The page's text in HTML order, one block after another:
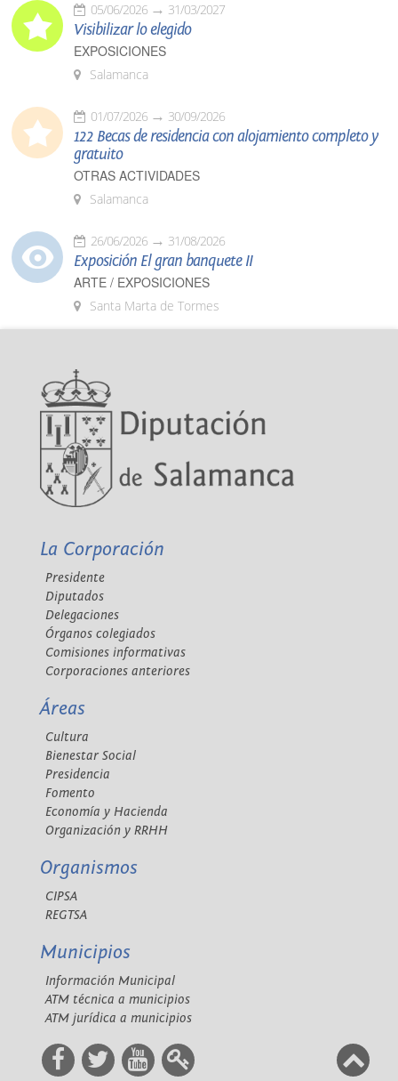
05/06/2026 31/03/2027
Visibilizar lo elegido
EXPOSICIONES
Salamanca
01/07/2026 30/09/2026
122 Becas de residencia con alojamiento completo y
gratuito
OTRAS ACTIVIDADES
Salamanca
26/06/2026 31/08/2026
Exposición El gran banquete II
ARTE / EXPOSICIONES
Santa Marta de Tormes
La Corporación
Presidente
Diputados
Delegaciones
Órganos colegiados
Comisiones informativas
Corporaciones anteriores
Áreas
Cultura
Bienestar Social
Presidencia
Fomento
Economía y Hacienda
Organización y RRHH
Organismos
CIPSA
REGTSA
Municipios
Información Municipal
ATM técnica a municipios
ATM jurídica a municipios